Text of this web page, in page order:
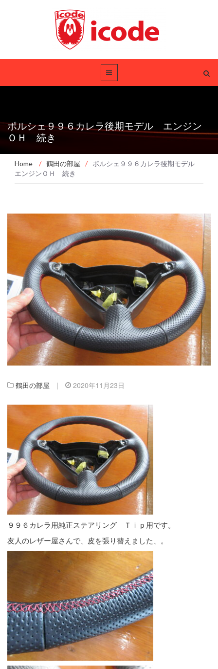
ポルシェ９９６カレラ後期モデル エンジン
ＯＨ 続き
Home / 鶴田の部屋 /
ポルシェ９９６カレラ後期モデル
エンジンＯＨ 続き
鶴田の部屋 | 2020年11月23日
９９６カレラ用純正ステアリング Ｔｉｐ用です。
友人のレザー屋さんで、皮を張り替えました、。